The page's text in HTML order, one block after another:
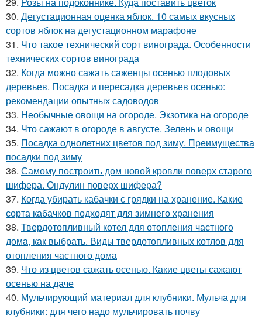
30. Дегустационная оценка яблок. 10 самых вкусных
сортов яблок на дегустационном марафоне
31. Что такое технический сорт винограда. Особенности
технических сортов винограда
32. Когда можно сажать саженцы осенью плодовых
деревьев. Посадка и пересадка деревьев осенью:
рекомендации опытных садоводов
33. Необычные овощи на огороде. Экзотика на огороде
34. Что сажают в огороде в августе. Зелень и овощи
35. Посадка однолетних цветов под зиму. Преимущества
посадки под зиму
36. Самому построить дом новой кровли поверх старого
шифера. Ондулин поверх шифера?
37. Когда убирать кабачки с грядки на хранение. Какие
сорта кабачков подходят для зимнего хранения
38. Твердотопливный котел для отопления частного
дома, как выбрать. Виды твердотопливных котлов для
отопления частного дома
39. Что из цветов сажать осенью. Какие цветы сажают
осенью на даче
40. Мульчирующий материал для клубники. Мульча для
клубники: для чего надо мульчировать почву